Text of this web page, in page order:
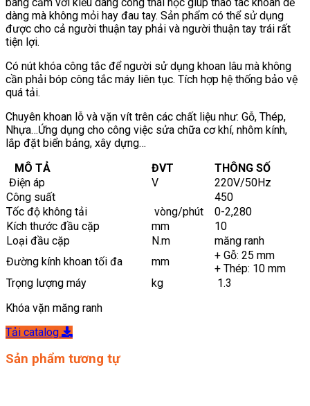
dàng mà không mỏi hay đau tay. Sản phẩm có thể sử dụng
được cho cả người thuận tay phải và người thuận tay trái rất
tiện lợi.
Có nút khóa công tắc để người sử dụng khoan lâu mà không
cần phải bóp công tắc máy liên tục. Tích hợp hệ thống bảo vệ
quá tải.
Chuyên khoan lỗ và vặn vít trên các chất liệu như: Gỗ, Thép,
Nhựa…Ứng dụng cho công việc sửa chữa cơ khí, nhôm kính,
lắp đặt biển bảng, xây dựng…
MÔ TẢ
ĐVT
THÔNG SỐ
Điện áp
V
220V/50Hz
Công suất
450
Tốc độ không tải
vòng/phút
0-2,280
Kích thước đầu cặp
mm
10
Loại đầu cặp
N.m
măng ranh
Đường kính khoan tối đa
mm
+ Gỗ: 25 mm
+ Thép: 10 mm
Trọng lượng máy
kg
1.3
Khóa vặn măng ranh
Tải catalog
Sản phẩm tương tự